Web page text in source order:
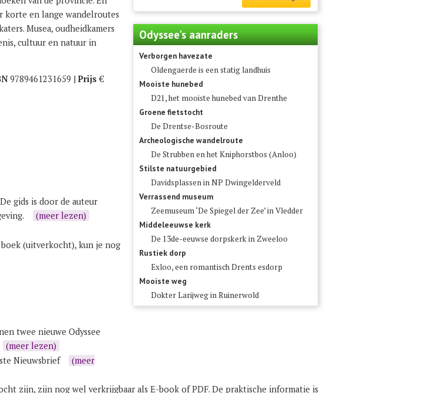
Odyssee's aanraders
Verborgen havezate
Oldengaerde is een statig landhuis
Mooiste hunebed
D21, het mooiste hunebed van Drenthe
Groene fietstocht
De Drentse-Bosroute
Archeologische wandelroute
De Strubben en het Kniphorstbos (Anloo)
Stilste natuurgebied
Davidsplassen in NP Dwingelderveld
Verrassend museum
Zeemuseum ‘De Spiegel der Zee’ in Vledder
Middeleeuwse kerk
De 13de-eeuwse dorpskerk in Zweeloo
Rustiek dorp
Exloo, een romantisch Drents esdorp
Mooiste weg
Dokter Larijweg in Ruinerwold
korte en lange wandelroutes
Musea, oudheidkamers
cultuur en natuur in
9789461231659 |Prijs€
gids is door de auteur
. (meer lezen)
(uitverkocht), kun je nog
twee nieuwe Odyssee
(meer lezen)
Nieuwsbrief
(meer
zijn, zijn nog wel verkrijgbaar als E-book of PDF. De praktische informatie is